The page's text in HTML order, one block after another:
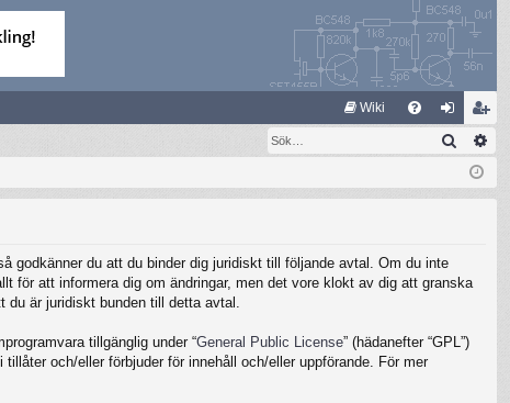
Wiki
og li
m
Sök
godkänner du att du binder dig juridiskt till följande avtal. Om du inte
för att informera dig om ändringar, men det vore klokt av dig att granska
du är juridiskt bunden till detta avtal.
tillgänglig under “General Public License” (hädanefter “GPL”)
och/eller förbjuder för innehåll och/eller uppförande. För mer